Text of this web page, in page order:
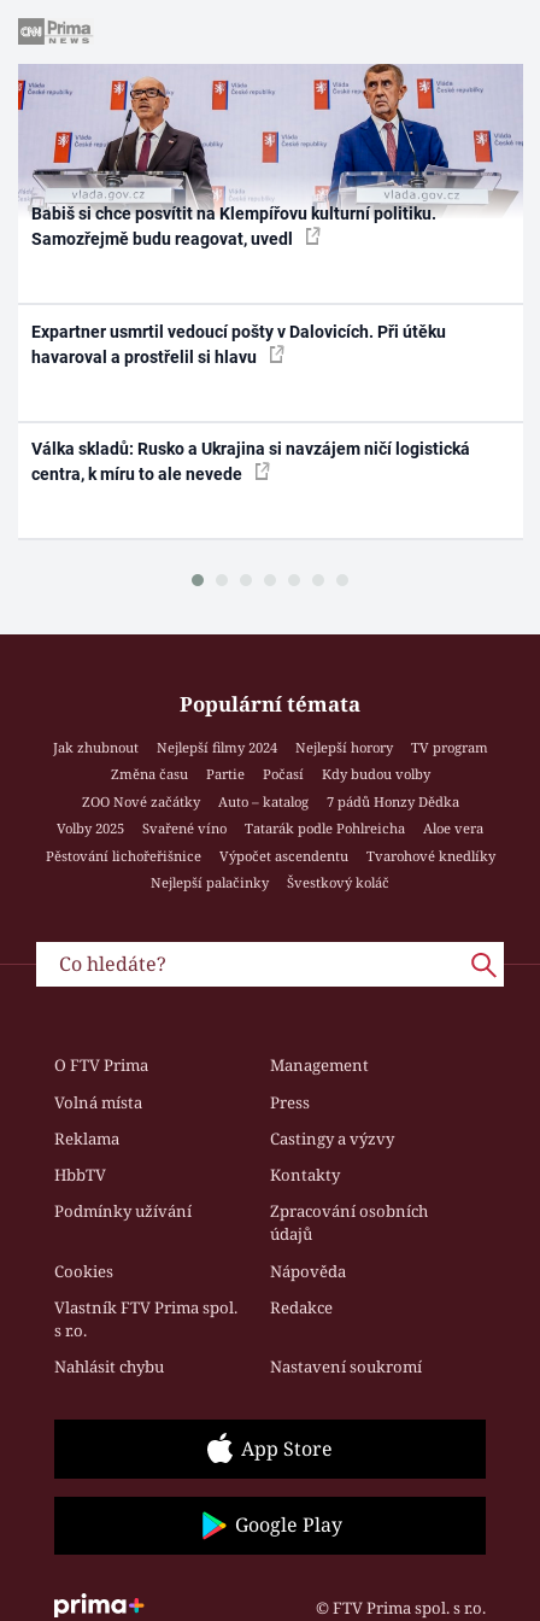
Babiš si chce posvítit na Klempířovu kulturní politiku.
Samozřejmě budu reagovat, uvedl
Expartner usmrtil vedoucí pošty v Dalovicích. Při útěku
havaroval a prostřelil si hlavu
Válka skladů: Rusko a Ukrajina si navzájem ničí logistická
centra, k míru to ale nevede
Populární témata
Jak zhubnout Nejlepší filmy 2024 Nejlepší horory
TV program
Změna času
Partie Počasí
Kdy budou volby
ZOO Nové začátky
Auto – katalog
7 pádů Honzy Dědka
Volby 2025
Svařené víno Tatarák podle Pohlreicha
Aloe vera
Pěstování lichořeřišnice
Výpočet ascendentu
Tvarohové knedlíky
Nejlepší palačinky
Švestkový koláč
O FTV Prima
Management
Volná místa
Press
Reklama
Castingy a výzvy
HbbTV
Kontakty
Podmínky užívání
Zpracování osobních
údajů
Cookies
Nápověda
Vlastník FTV Prima spol.
s r.o.
Redakce
Nahlásit chybu Nastavení soukromí
App Store
Google Play
© FTV Prima spol. s r.o.